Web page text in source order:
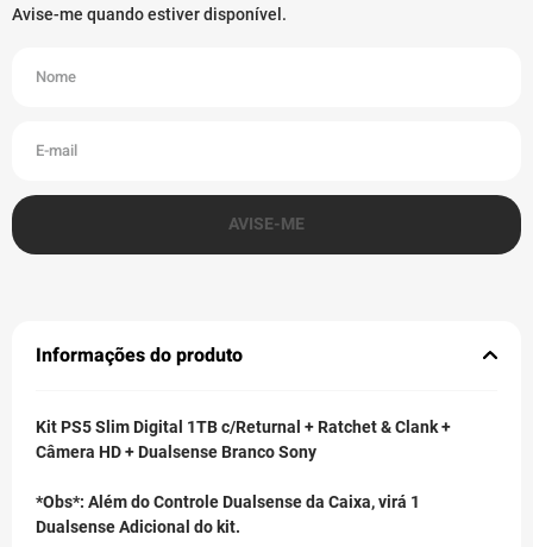
Informações do produto
Kit PS5 Slim Digital 1TB c/Returnal + Ratchet & Clank +
Câmera HD + Dualsense Branco Sony
*Obs*: Além do Controle Dualsense da Caixa, virá 1
Dualsense Adicional do kit.